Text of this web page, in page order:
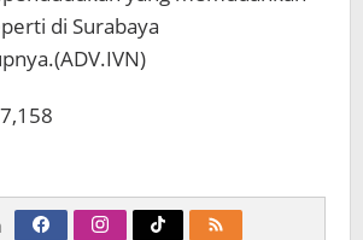
di Surabaya
7,158